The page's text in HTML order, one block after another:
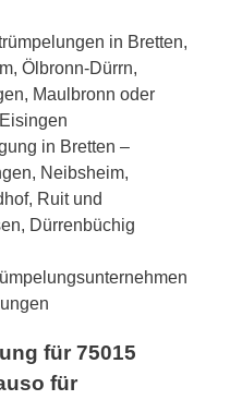
in Bretten,
Ölbronn-Dürrn,
Maulbronn oder
in Bretten –
Neibsheim,
Ruit und
Dürrenbüchig
für 75015
für